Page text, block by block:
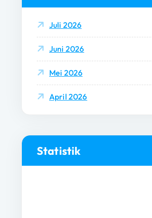
Juli 2026
Juni 2026
Mei 2026
April 2026
Statistik